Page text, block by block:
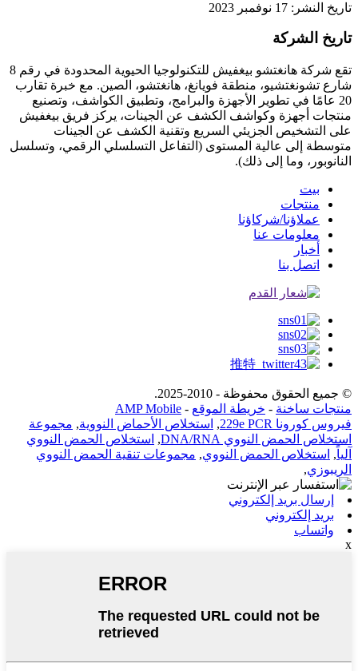
تاريخ النشر: 17 نوفمبر 2023
تاريخ الشركة
تقع شركة هانغتشو بيغفيش للتكنولوجيا الحيوية المحدودة في رقم 8
شارع تشونغتشيو، منطقة فويانغ، هانغتشو، الصين. مع خبرة تقارب
20 عامًا في تطوير الأجهزة والبرامج، وتطبيق الكواشف، وتصنيع
منتجات أجهزة وكواشف الكشف عن الجينات، يركز فريق بيغفيش
على التشخيص الجزيئي السريع وتقنية الكشف عن الجينات
متوسطة إلى عالية المستوى (التفاعل التسلسلي الرقمي، وتسلسل
النانوبور، وما إلى ذلك).
بيت
منتجات
عملاؤنا/شركاؤنا
معلومات عنا
أخبار
اتصل بنا
© جميع الحقوق محفوظة - 2010-2025.
منتجات ساخنة - خريطة الموقع -
AMP Mobile
فيروس كورونا 229e PCR
, استخلاص الأحماض النووية, مجموعة
استخلاص الحمض النووي DNA/RNA
, استخلاص الحمض النووي
آلياً, استخلاص الحمض النووي, مجموعات تنقية الحمض النووي
الريبوزي,
إرسال بريد إلكتروني
بريد إلكتروني
واتساب
x